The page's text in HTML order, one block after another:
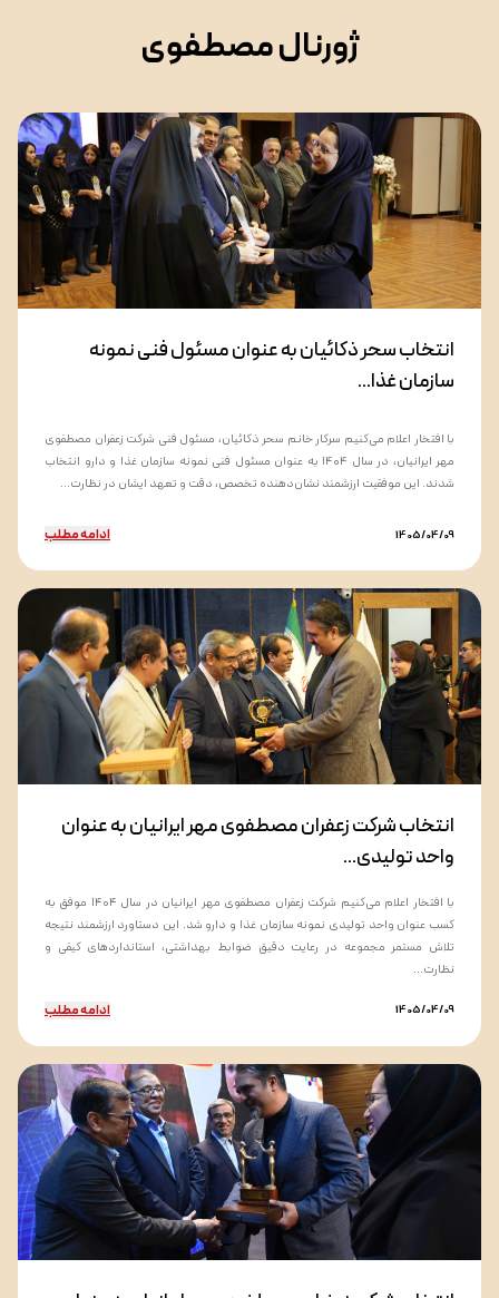
ژورنال مصطفوی
انتخاب سحر ذکائیان به عنوان مسئول فنی نمونه
سازمان غذا...
با افتخار اعلام می‌کنیم سرکار خانم سحر ذکائیان، مسئول فنی شرکت زعفران مصطفوی
مهر ایرانیان، در سال ۱۴۰۴ به عنوان مسئول فنی نمونه سازمان غذا و دارو انتخاب
شدند. این موفقیت ارزشمند نشان‌دهنده تخصص، دقت و تعهد ایشان در نظارت...
1405/04/09 ادامه مطلب
انتخاب شرکت زعفران مصطفوی مهر ایرانیان به عنوان
واحد تولیدی...
با افتخار اعلام می‌کنیم شرکت زعفران مصطفوی مهر ایرانیان در سال ۱۴۰۴ موفق به
کسب عنوان واحد تولیدی نمونه سازمان غذا و دارو شد. این دستاورد ارزشمند نتیجه
تلاش مستمر مجموعه در رعایت دقیق ضوابط بهداشتی، استانداردهای کیفی و
نظارت...
1405/04/09 ادامه مطلب